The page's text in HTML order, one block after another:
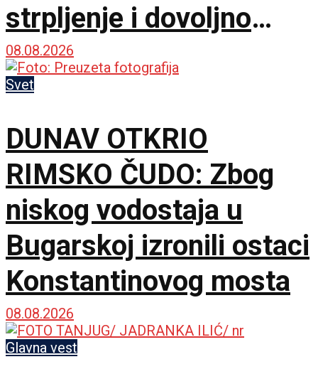
strpljenje i dovoljno
vode
08.08.2026
Svet
DUNAV OTKRIO
RIMSKO ČUDO: Zbog
niskog vodostaja u
Bugarskoj izronili ostaci
Konstantinovog mosta
08.08.2026
Glavna vest